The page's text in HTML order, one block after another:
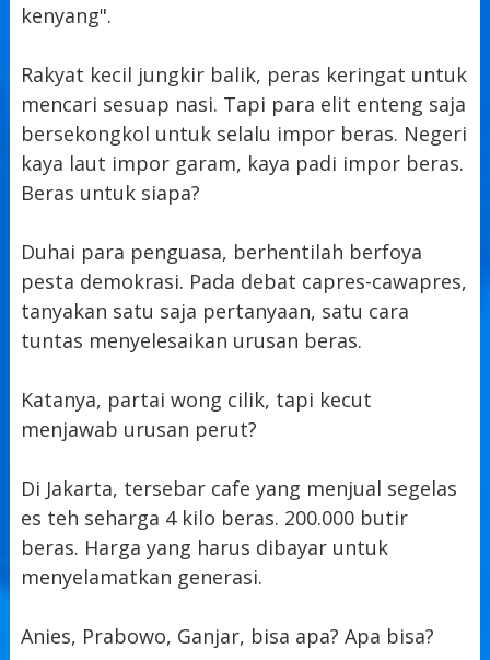
kenyang".
Rakyat kecil jungkir balik, peras keringat untuk
mencari sesuap nasi. Tapi para elit enteng saja
bersekongkol untuk selalu impor beras. Negeri
kaya laut impor garam, kaya padi impor beras.
Beras untuk siapa?
Duhai para penguasa, berhentilah berfoya
pesta demokrasi. Pada debat capres-cawapres,
tanyakan satu saja pertanyaan, satu cara
tuntas menyelesaikan urusan beras.
Katanya, partai wong cilik, tapi kecut
menjawab urusan perut?
Di Jakarta, tersebar cafe yang menjual segelas
es teh seharga 4 kilo beras. 200.000 butir
beras. Harga yang harus dibayar untuk
menyelamatkan generasi.
Anies, Prabowo, Ganjar, bisa apa? Apa bisa?